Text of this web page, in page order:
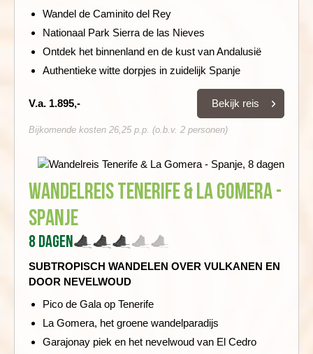
Wandel de Caminito del Rey
Nationaal Park Sierra de las Nieves
Ontdek het binnenland en de kust van Andalusië
Authentieke witte dorpjes in zuidelijk Spanje
V.a. 1.895,- Bekijk reis
Bijkomende kosten 26,25 p.p. (o.b.v. 2 personen)
Wandelreis Tenerife & La Gomera -
Spanje
8 dagen
SUBTROPISCH WANDELEN OVER VULKANEN EN
DOOR NEVELWOUD
Pico de Gala op Tenerife
La Gomera, het groene wandelparadijs
Garajonay piek en het nevelwoud van El Cedro